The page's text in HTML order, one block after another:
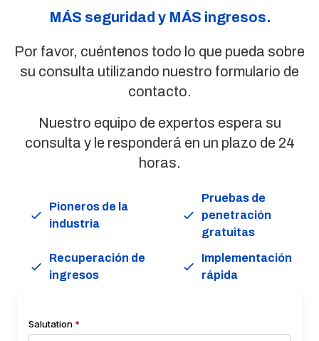
MÁS seguridad y MÁS ingresos.
Por favor, cuéntenos todo lo que pueda sobre
su consulta utilizando nuestro formulario de
contacto.
Nuestro equipo de expertos espera su
consulta y le responderá en un plazo de 24
horas.
Pioneros de la
industria
Pruebas de
penetración
gratuitas
Recuperación de
ingresos
Implementación
rápida